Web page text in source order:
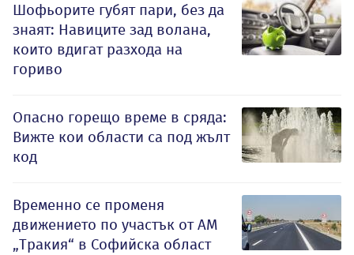
Шофьорите губят пари, без да
знаят: Навиците зад волана,
които вдигат разхода на
гориво
Опасно горещо време в сряда:
Вижте кои области са под жълт
код
Временно се променя
движението по участък от АМ
„Тракия“ в Софийска област